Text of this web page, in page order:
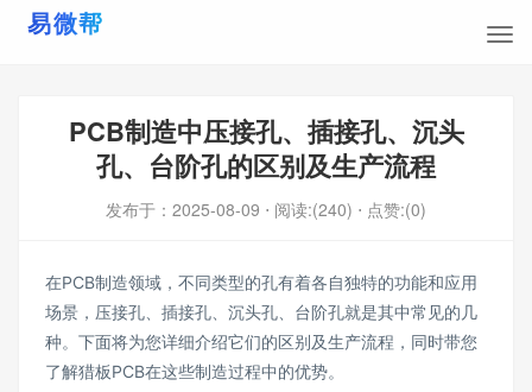
PCB制造中压接孔、插接孔、沉头
孔、台阶孔的区别及生产流程
发布于： 2025-08-09 ⋅ 阅读:(240) ⋅ 点赞:(0)
在PCB制造领域，不同类型的孔有着各自独特的功能和应用
场景，压接孔、插接孔、沉头孔、台阶孔就是其中常见的几
种。下面将为您详细介绍它们的区别及生产流程，同时带您
了解猎板PCB在这些制造过程中的优势。